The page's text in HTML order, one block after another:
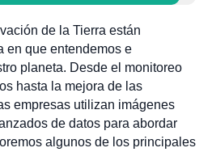
de la Tierra están
en que entendemos e
planeta. Desde el monitoreo
hasta la mejora de las
empresas utilizan imágenes
de datos para abordar
algunos de los principales